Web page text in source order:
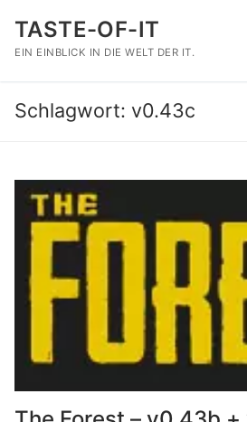
Inhalt
springen
TASTE-OF-IT
EIN EINBLICK IN DIE WELT DER IT.
Schlagwort: v0.43c